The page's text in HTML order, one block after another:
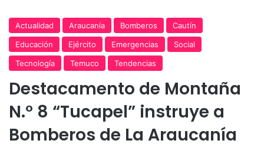
Actualidad Araucanía Bomberos
Cautín
Educación
Ejército Emergencias
Social
Tecnología
Temuco Tendencias
Destacamento de Montaña
N.° 8 “Tucapel” instruye a
Bomberos de La Araucanía